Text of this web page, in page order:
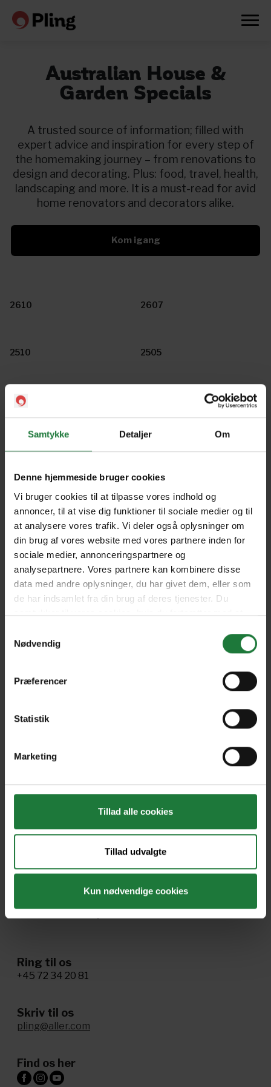
Samtykke Detaljer Om
Denne hjemmeside bruger cookies
Vi bruger cookies til at tilpasse vores indhold og
annoncer, til at vise dig funktioner til sociale medier og til
at analysere vores trafik. Vi deler også oplysninger om
din brug af vores website med vores partnere inden for
sociale medier, annonceringspartnere og
analysepartnere. Vores partnere kan kombinere disse
data med andre oplysninger, du har givet dem, eller som
de har indsamlet fra din brug af deres tjenester. Du
samtykker til vores cookies, hvis du fortsætter med at
Nødvendig
Præferencer
Statistik
Marketing
Tillad alle cookies
Tillad udvalgte
Kun nødvendige cookies
Australian House &
Garden Specials
A trusted source of information; filled with
expert advice and inspiration for every step of
the homemaking journey – from renovations to
design and decorating. Plus: food, travel, health,
landscaping and more. It is a must-read for avid
home renovators and decorators alike.
Kom igang
2610 2607
2510 2505
Entertaining - 2502
2402 2310
Forrige Næste
Gavekort
Danske magasiner
Enkeltsalg i Pling
Handelsbetingelser
Tillgænglighed
Ring til os
+45 72 34 20 81
Skriv til os
pling@aller.com
Find os her